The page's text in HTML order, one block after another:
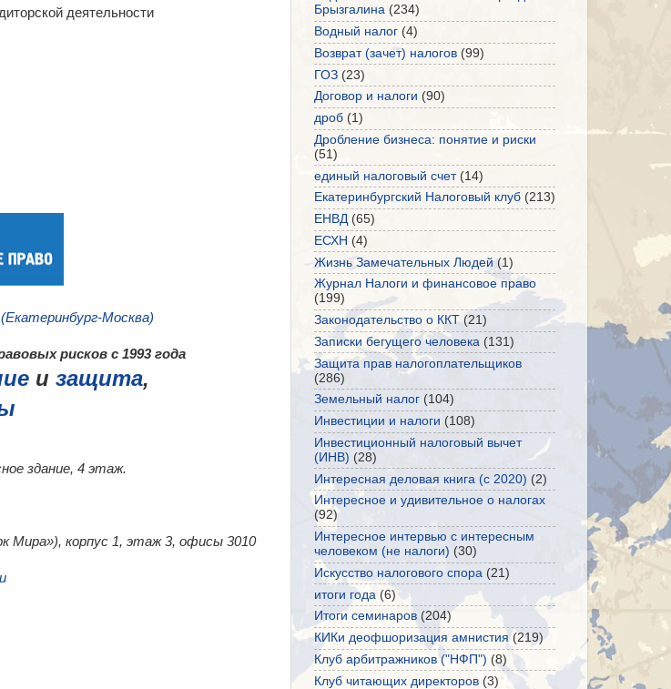
деятельности
Москва)
рисков с 1993 года
и защита,
здание, 4 этаж.
Мира»), корпус 1, этаж 3, офисы 3010
Брызгалина (234)
Водный налог (4)
Возврат (зачет) налогов (99)
ГОЗ (23)
Договор и налоги (90)
дроб (1)
Дробление бизнеса: понятие и риски
(51)
единый налоговый счет (14)
Екатеринбургский Налоговый клуб (213)
ЕНВД (65)
ЕСХН (4)
Жизнь Замечательных Людей (1)
Журнал Налоги и финансовое право
(199)
Законодательство о ККТ (21)
Записки бегущего человека (131)
Защита прав налогоплательщиков
(286)
Земельный налог (104)
Инвестиции и налоги (108)
Инвестиционный налоговый вычет
(ИНВ) (28)
Интересная деловая книга (с 2020) (2)
Интересное и удивительное о налогах
(92)
Интересное интервью с интересным
человеком (не налоги) (30)
Искусство налогового спора (21)
итоги года (6)
Итоги семинаров (204)
КИКи деофшоризация амнистия (219)
Клуб арбитражников ("НФП") (8)
Клуб читающих директоров (3)